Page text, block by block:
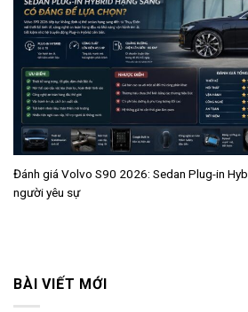
Đánh giá Volvo S90 2026: Sedan Plug-in
người yêu sự
BÀI VIẾT MỚI